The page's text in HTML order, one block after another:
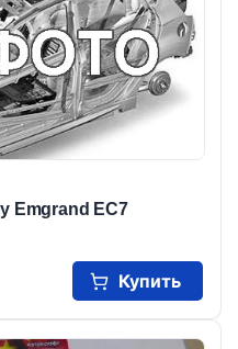
Emgrand EC7
Купить